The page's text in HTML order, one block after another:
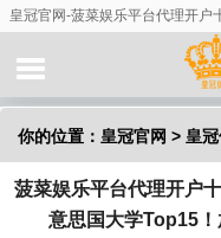
皇冠官网-菠菜娱乐平台代理开户
Top15！放洋读个书还合计回了趟
你的位置： 皇冠官网 > 皇
在线平台_亚洲学生最多的
菠菜娱乐平台代理开户
意思国大学Top15